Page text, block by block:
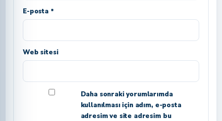
E-posta *
Web sitesi
Daha sonraki yorumlarımda
kullanılması için adım, e-posta
adresim ve site adresim bu